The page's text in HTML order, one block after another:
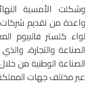
وشكلت الأمسية
واعدة من تقديم
لواء كلستر فالبيوم
الصناعة والتجارة،
الصناعة الوطنية من
عبر مختلف جهات